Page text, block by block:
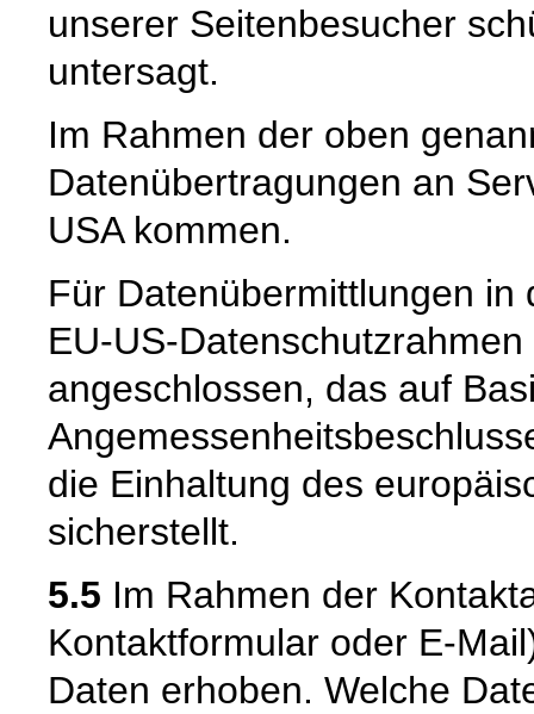
unserer Seitenbesucher
untersagt.
Im Rahmen der oben
Datenübertragungen an
USA kommen.
Für Datenübermittlungen in
EU-US-
angeschlossen, das auf
die Einhaltung des
sicherstellt.
5.5 Im Rahmen der
Kontaktformular oder E-
Daten erhoben. Welche